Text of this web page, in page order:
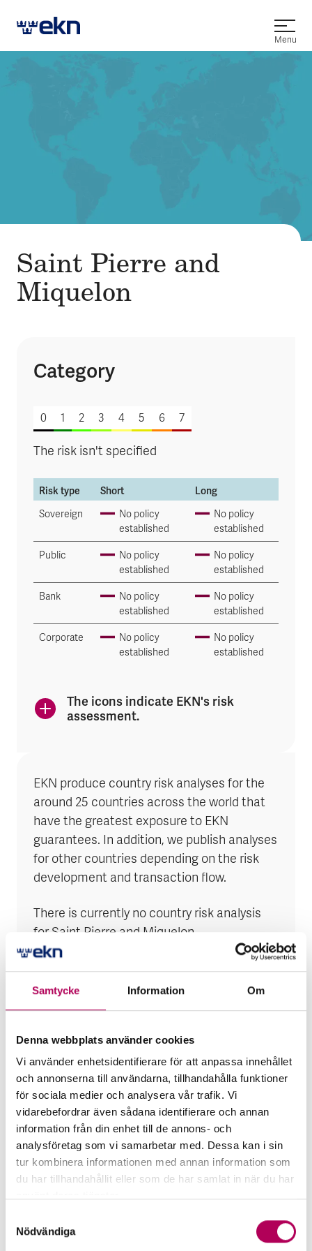
Samtycke Information Om
Denna webbplats använder cookies
Vi använder enhetsidentifierare för att anpassa innehållet
och annonserna till användarna, tillhandahålla funktioner
för sociala medier och analysera vår trafik. Vi
vidarebefordrar även sådana identifierare och annan
information från din enhet till de annons- och
analysföretag som vi samarbetar med. Dessa kan i sin
tur kombinera informationen med annan information som
du har tillhandahållit eller som de har samlat in när du har
personuppgifter.
Nödvändiga
Open
Menu
Saint Pierre and
Miquelon
Category
of 7
0 1 2 3 4 5 6 7
The risk isn't specified
Risk type Short Long
Sovereign
No policy
established
No policy
established
Public
No policy
established
No policy
established
Bank
No policy
established
No policy
established
Corporate
No policy
established
No policy
established
The icons indicate EKN's risk
assessment.
EKN produce country risk analyses for the
around 25 countries across the world that
have the greatest exposure to EKN
guarantees. In addition, we publish analyses
for other countries depending on the risk
development and transaction flow.
There is currently no country risk analysis
for Saint Pierre and Miquelon.
More for companies that want
to export to Saint Pierre and
Miquelon